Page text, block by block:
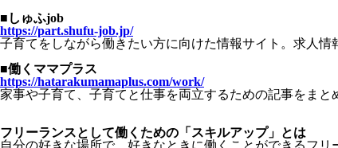
■しゅふjob
https://part.shufu-job.jp/
子育てをしながら働きたい方に向けた情報サイト。求人
■働くママプラス
https://hatarakumamaplus.com/work/
家事や子育て、子育てと仕事を両立するための記事をま
フリーランスとして働くための「スキルアップ」とは
自分の好きな場所で、好きなときに働くことができるフリ